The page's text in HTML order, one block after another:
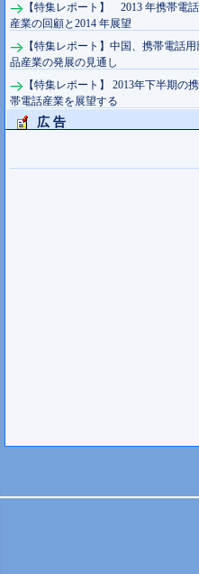
【特集レポート】 2013 年携帯電話
産業の回顧と2014 年展望
【特集レポート】中国、携帯電話用
品産業の発展の見通し
【特集レポート】 2013年下半期の携
帯電話産業を展望する
広 告